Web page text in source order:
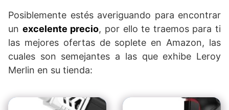
Posiblemente estés averiguando para encontrar
un excelente precio, por ello te traemos para ti
las mejores ofertas de soplete en Amazon, las
cuales son semejantes a las que exhibe Leroy
Merlin en su tienda: